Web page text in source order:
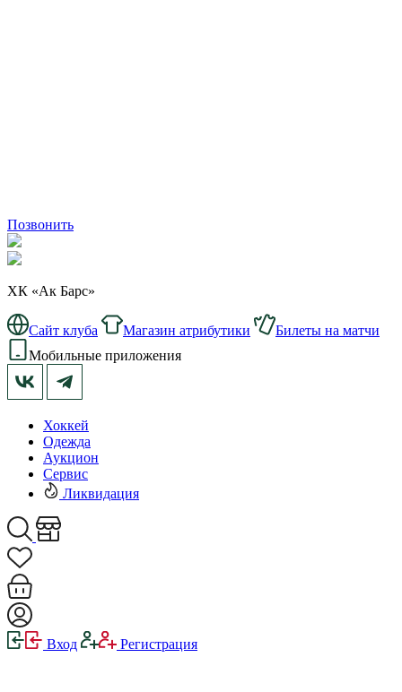
Позвонить
ХК «Ак Барс»
Сайт клуба Магазин атрибутики
Билеты на матчи
Мобильные приложения
Хоккей
Одежда
Аукцион
Сервис
Ликвидация
Вход Регистрация